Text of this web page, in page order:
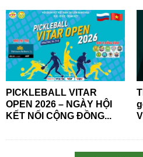
PICKLEBALL VITAR
OPEN 2026 – NGÀY HỘI
KẾT NỐI CỘNG ĐỒNG...